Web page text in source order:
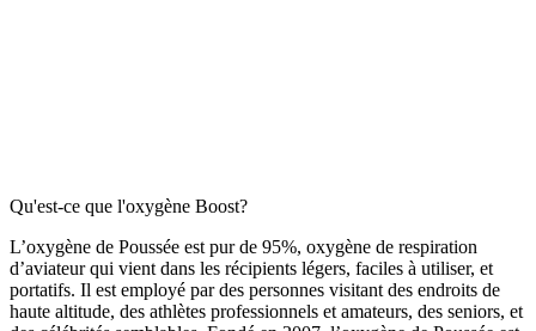
Qu'est-ce que l'oxygène Boost?
L’oxygène de Poussée est pur de 95%, oxygène de respiration
d’aviateur qui vient dans les récipients légers, faciles à utiliser, et
portatifs. Il est employé par des personnes visitant des endroits de
haute altitude, des athlètes professionnels et amateurs, des seniors, et